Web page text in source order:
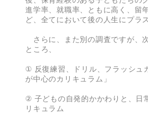
進学率、就職率、ともに高く、留
ど、全てにおいて後の人生にプラ
さらに、また別の調査ですが、
ところ、
① 反復練習、ドリル、フラッシュ
が中心のカリキュラム」
② 子どもの自発的かかわりと、日
リキュラム